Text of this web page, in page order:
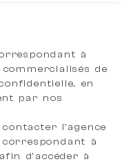
à
commercialisés de
en
par nos
contacter l’agence
à
afin d’accéder à